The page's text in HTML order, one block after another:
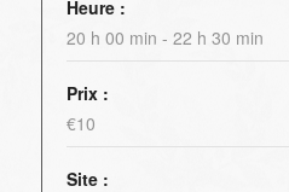
Heure :
20 h 00 min - 22 h 30 min
Prix :
€10
Site :